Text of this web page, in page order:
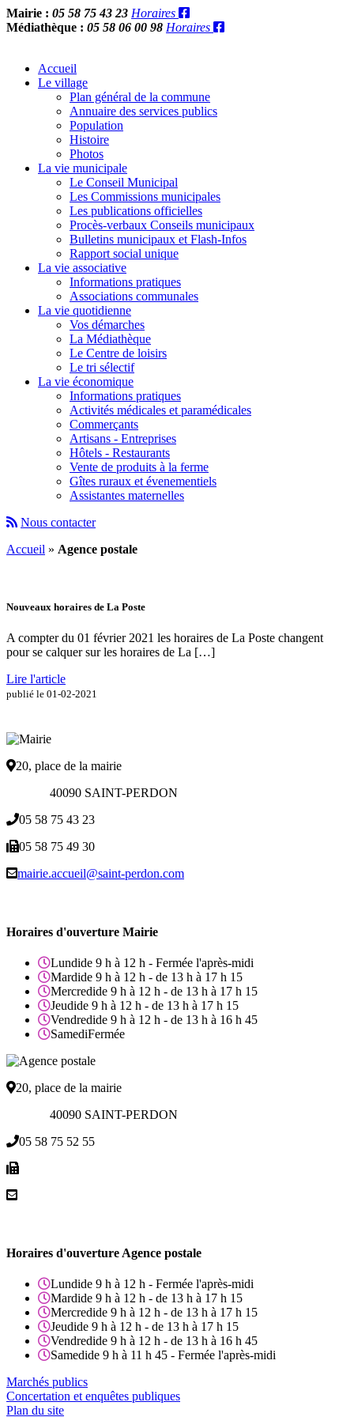
Mairie : 05 58 75 43 23 Horaires
Médiathèque : 05 58 06 00 98 Horaires
Accueil
Le village
Plan général de la commune
Annuaire des services publics
Population
Histoire
Photos
La vie municipale
Le Conseil Municipal
Les Commissions municipales
Les publications officielles
Procès-verbaux Conseils municipaux
Bulletins municipaux et Flash-Infos
Rapport social unique
La vie associative
Informations pratiques
Associations communales
La vie quotidienne
Vos démarches
La Médiathèque
Le Centre de loisirs
Le tri sélectif
La vie économique
Informations pratiques
Activités médicales et paramédicales
Commerçants
Artisans - Entreprises
Hôtels - Restaurants
Vente de produits à la ferme
Gîtes ruraux et évenementiels
Assistantes maternelles
Nous contacter
Accueil » Agence postale
Nouveaux horaires de La Poste
A compter du 01 février 2021 les horaires de La Poste changent
pour se calquer sur les horaires de La […]
Lire l'article
publié le 01-02-2021
20, place de la mairie
40090 SAINT-PERDON
05 58 75 43 23
05 58 75 49 30
mairie.accueil@saint-perdon.com
Horaires d'ouverture Mairie
Lundide 9 h à 12 h - Fermée l'après-midi
Mardide 9 h à 12 h - de 13 h à 17 h 15
Mercredide 9 h à 12 h - de 13 h à 17 h 15
Jeudide 9 h à 12 h - de 13 h à 17 h 15
Vendredide 9 h à 12 h - de 13 h à 16 h 45
SamediFermée
20, place de la mairie
40090 SAINT-PERDON
05 58 75 52 55
Horaires d'ouverture Agence postale
Lundide 9 h à 12 h - Fermée l'après-midi
Mardide 9 h à 12 h - de 13 h à 17 h 15
Mercredide 9 h à 12 h - de 13 h à 17 h 15
Jeudide 9 h à 12 h - de 13 h à 17 h 15
Vendredide 9 h à 12 h - de 13 h à 16 h 45
Samedide 9 h à 11 h 45 - Fermée l'après-midi
Marchés publics
Concertation et enquêtes publiques
Plan du site